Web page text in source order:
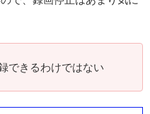
できるわけではない